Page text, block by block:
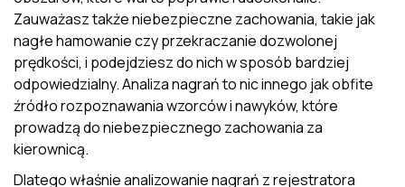
Zauważasz także niebezpieczne zachowania, takie jak
nagłe hamowanie czy przekraczanie dozwolonej
prędkości, i podejdziesz do nich w sposób bardziej
odpowiedzialny. Analiza nagrań to nic innego jak obfite
źródło rozpoznawania wzorców i nawyków, które
prowadzą do niebezpiecznego zachowania za
kierownicą.
Dlatego właśnie analizowanie nagrań z rejestratora